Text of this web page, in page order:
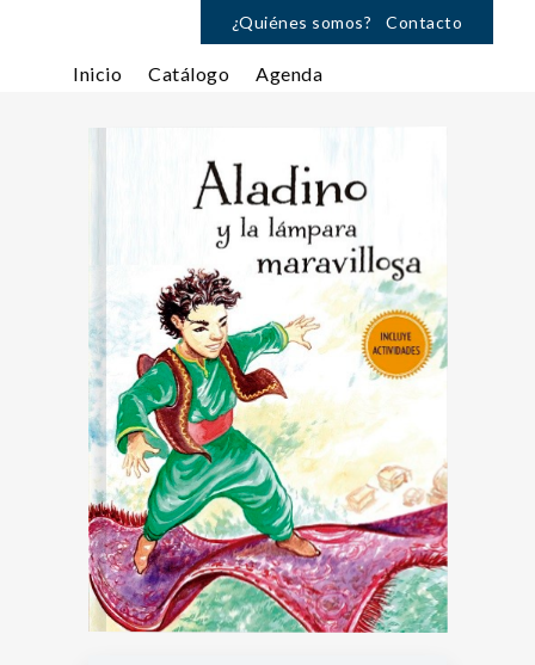
¿Quiénes somos? Contacto
Inicio Catálogo Agenda